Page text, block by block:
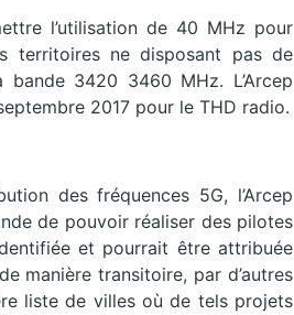
l’utilisation de 40 MHz pour
territoires ne disposant pas de
3420 3460 MHz. L’Arcep
2017 pour le THD radio.
des fréquences 5G, l’Arcep
de pouvoir réaliser des pilotes
et pourrait être attribuée
manière transitoire, par d’autres
liste de villes où de tels projets